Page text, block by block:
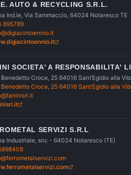
AUTO & RECYCLING S.R.L.
Ind.le, Via Sammaccio, 64024 Notaresco TE
895789
SOCIETA' A RESPONSABILITA'
Croce, 25 64016 Sant’Egidio alla
Croce, 25 64016 Sant’Egidio alla
SERVIZI S.R.L
Industriale, snc - 64024 Notaresco (TE)